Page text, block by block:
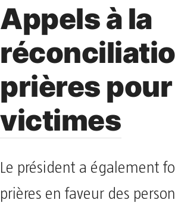
Appels à la
prières
victimes
Le président a également
prières en faveur des